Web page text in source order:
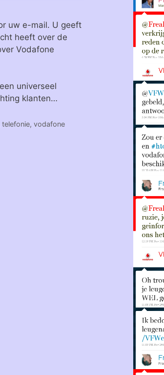
uw e-mail. U geeft
heeft over de
Vodafone
universeel
klanten…
telefonie, vodafone